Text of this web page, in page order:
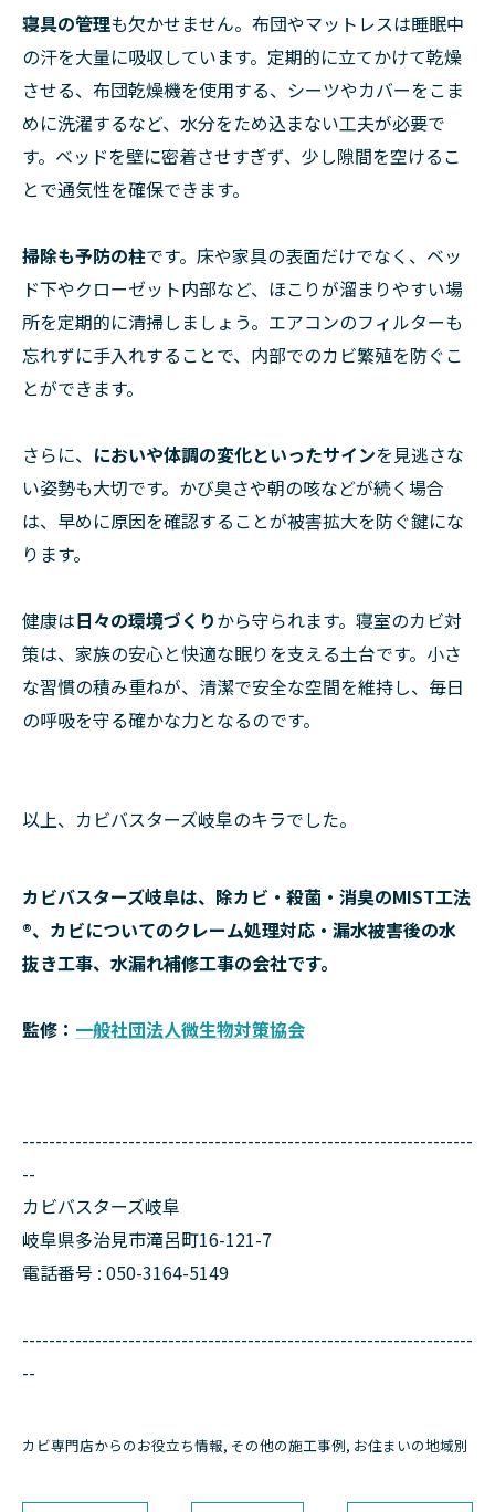
寝具の管理も欠かせません。布団やマットレスは睡眠中
の汗を大量に吸収しています。定期的に立てかけて乾燥
させる、布団乾燥機を使用する、シーツやカバーをこま
めに洗濯するなど、水分をため込まない工夫が必要で
す。ベッドを壁に密着させすぎず、少し隙間を空けるこ
とで通気性を確保できます。
掃除も予防の柱です。床や家具の表面だけでなく、ベッ
ド下やクローゼット内部など、ほこりが溜まりやすい場
所を定期的に清掃しましょう。エアコンのフィルターも
忘れずに手入れすることで、内部でのカビ繁殖を防ぐこ
とができます。
さらに、 においや体調の変化といったサインを見逃さな
い姿勢も大切です。かび臭さや朝の咳などが続く場合
は、早めに原因を確認することが被害拡大を防ぐ鍵にな
ります。
健康は日々の環境づくりから守られます。寝室のカビ対
策は、家族の安心と快適な眠りを支える土台です。小さ
な習慣の積み重ねが、清潔で安全な空間を維持し、毎日
の呼吸を守る確かな力となるのです。
以上、カビバスターズ岐阜のキラでした。
カビバスターズ岐阜は、除カビ・殺菌・消臭のMIST工法
®、カビについてのクレーム処理対応・漏水被害後の水
抜き工事、水漏れ補修工事の会社です。
監修： 一般社団法人微生物対策協会
--------------------------------------------------------------------
--
カビバスターズ岐阜
岐阜県多治見市滝呂町16-121-7
電話番号 : 050-3164-5149
--------------------------------------------------------------------
--
カビ専門店からのお役立ち情報 その他の施工事例 お住まいの地域別